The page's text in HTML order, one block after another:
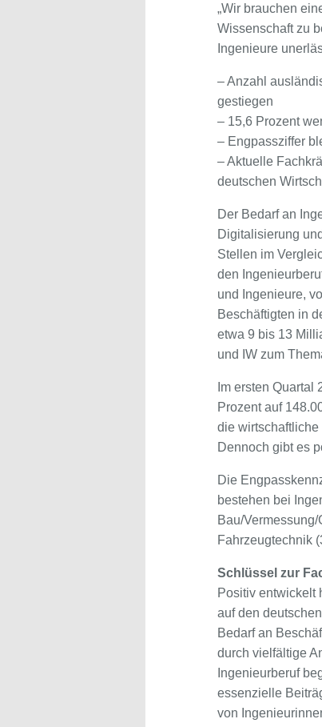
„Wir brauchen
Wissenschaft zu
Ingenieure
– Anzahl
gestiegen
– 15,6 Prozent
– Engpassziffer
– Aktuelle
deutschen
Der Bedarf an
Digitalisierung
Stellen im
den
und Ingenieure,
Beschäftigten in
etwa 9 bis 13
und IW zum
Im ersten
Prozent auf
die
Dennoch gibt es
Die
bestehen bei
Bau/
Fahrzeugtechnik
Schlüssel zur
Positiv entwickelt
auf den
Bedarf an
durch vielfältige
Ingenieurberuf
essenzielle
von